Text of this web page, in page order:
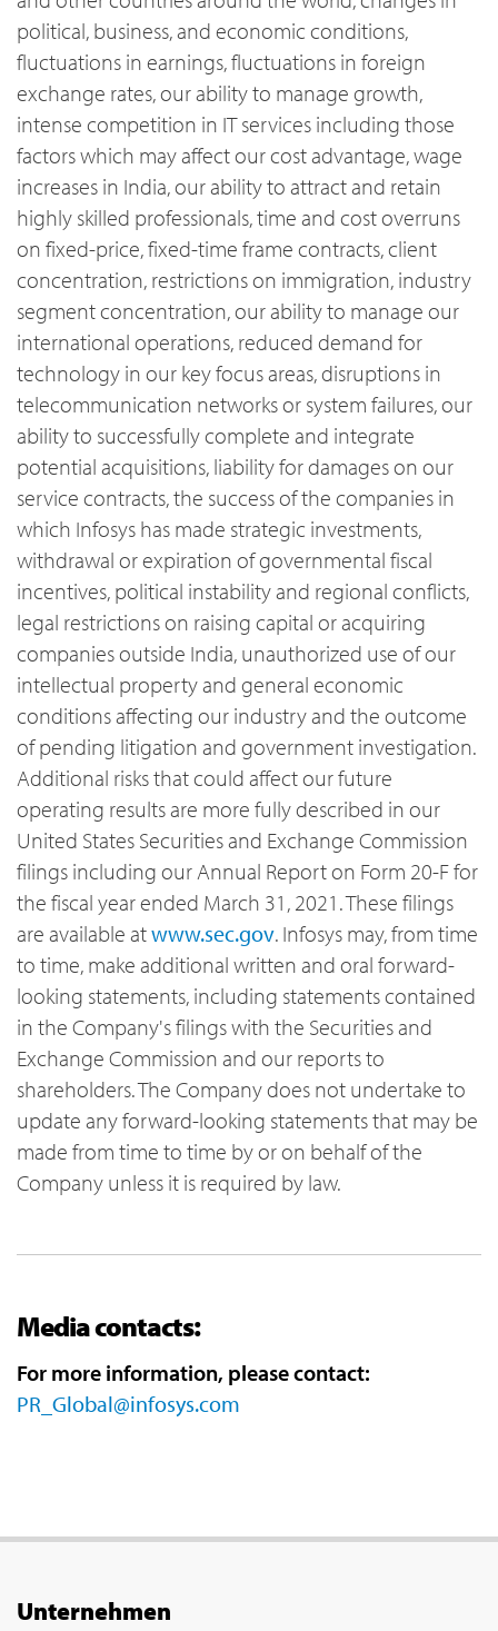
political, business, and economic conditions,
fluctuations in earnings, fluctuations in foreign
exchange rates, our ability to manage growth,
intense competition in IT services including those
factors which may affect our cost advantage, wage
increases in India, our ability to attract and retain
highly skilled professionals, time and cost overruns
on fixed-price, fixed-time frame contracts, client
concentration, restrictions on immigration, industry
segment concentration, our ability to manage our
international operations, reduced demand for
technology in our key focus areas, disruptions in
telecommunication networks or system failures, our
ability to successfully complete and integrate
potential acquisitions, liability for damages on our
service contracts, the success of the companies in
which Infosys has made strategic investments,
withdrawal or expiration of governmental fiscal
incentives, political instability and regional conflicts,
legal restrictions on raising capital or acquiring
companies outside India, unauthorized use of our
intellectual property and general economic
conditions affecting our industry and the outcome
of pending litigation and government investigation.
Additional risks that could affect our future
operating results are more fully described in our
United States Securities and Exchange Commission
filings including our Annual Report on Form 20-F for
the fiscal year ended March 31, 2021. These filings
are available atwww.sec.gov. Infosys may, from time
to time, make additional written and oral forward-
looking statements, including statements contained
in the Company's filings with the Securities and
Exchange Commission and our reports to
shareholders. The Company does not undertake to
update any forward-looking statements that may be
made from time to time by or on behalf of the
Company unless it is required by law.
Media contacts:
For more information, please contact:
PR_Global@infosys.com
Unternehmen